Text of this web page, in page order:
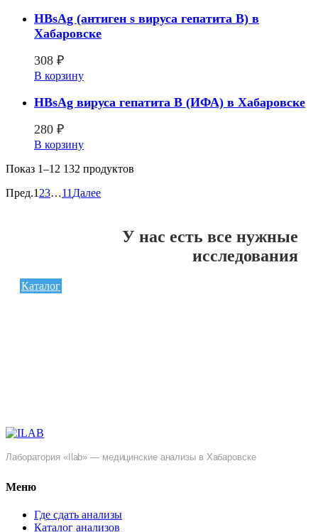
HВsAg (антиген s вируса гепатита В) в
Хабаровске
308 ₽
В корзину
HВsAg вируса гепатита В (ИФА) в Хабаровске
280 ₽
В корзину
Показ 1–12 132 продуктов
Пред.1 23…11 Далее
У нас есть все нужные
исследования
Каталог
Лаборатория «Ilab» — медицинские анализы в Хабаровске
Меню
Где сдать анализы
Каталог анализов